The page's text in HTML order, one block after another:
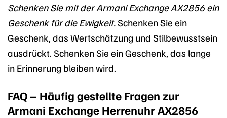
Schenken Sie mit der Armani Exchange AX2856 ein
Geschenk für die Ewigkeit.Schenken Sie ein
Geschenk, das Wertschätzung und Stilbewusstsein
ausdrückt. Schenken Sie ein Geschenk, das lange
in Erinnerung bleiben wird.
FAQ – Häufig gestellte Fragen zur
Armani Exchange Herrenuhr AX2856